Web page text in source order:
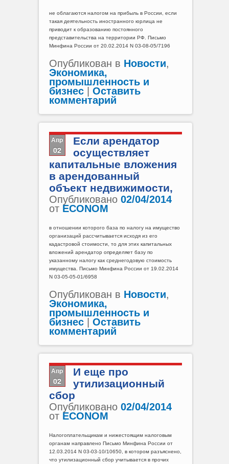
не облагаются налогом на прибыль в России, если
такая деятельность иностранного юрлица не
приводит к образованию постоянного
представительства на территории РФ. Письмо
Минфина России от 20.02.2014 N 03-08-05/7196
Опубликован в Новости,
Экономика,
промышленность и
бизнес
Оставить
комментарий
Апр
02
Если арендатор
осуществляет
капитальные вложения
в арендованный
объект недвижимости,
Опубликовано 02/04/2014
от ECONOM
в отношении которого база по налогу на имущество
организаций рассчитывается исходя из его
кадастровой стоимости, то для этих капитальных
вложений арендатор определяет базу по
указанному налогу как среднегодовую стоимость
имущества. Письмо Минфина России от 19.02.2014
N 03-05-05-01/6958
Опубликован в Новости,
Экономика,
промышленность и
бизнес
Оставить
комментарий
Апр
02
И еще про
утилизационный
сбор
Опубликовано 02/04/2014
от ECONOM
Налогоплательщикам и нижестоящим налоговым
органам направлено Письмо Минфина России от
12.03.2014 N 03-03-10/10650, в котором разъяснено,
что утилизационный сбор учитывается в прочих